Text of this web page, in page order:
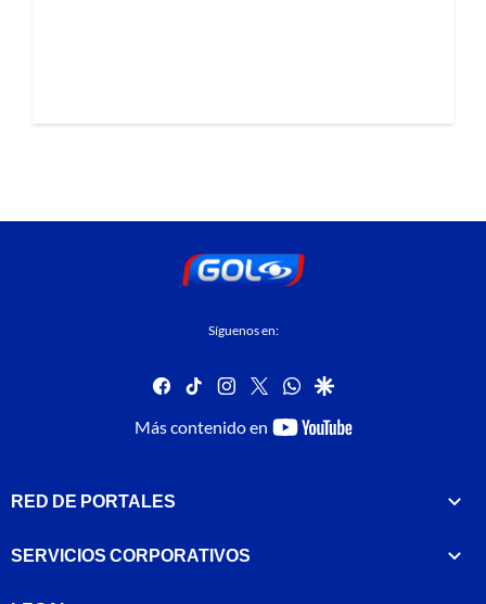
Síguenos en:
facebook
tiktok instagram
twitterwhatsapp
google
Más contenido en
youtube-
RED DE PORTALES
SERVICIOS CORPORATIVOS